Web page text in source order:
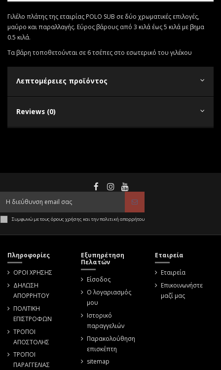
Γιλέλο πλάτης της εταιρίας POLO SUB σε δύο χρωματικές επιλογές,
μαύρο και παραλλαγής. Εύρος βάρους από 3 κιλά έως 5 κιλά με βημα
0.5 κιλά.
Τα βάρη τοποθετούνται σε 6 τσέπες στο εσωτερικό του γιλέκου
Λεπτομέρειες προϊόντος
Reviews (0)
Συμφωνώ με τους όρους χρήσης και την πολιτική απορρήτου
Πληροφορίες
ΟΡΟΙ ΧΡΗΣΗΣ
ΔΗΛΩΣΗ
ΑΠΟΡΡΗΤΟΥ
ΠΟΛΙΤΙΚΗ
ΕΠΙΣΤΡΟΦΩΝ
ΤΡΟΠΟΙ
ΑΠΟΣΤΟΛΗΣ
ΤΡΟΠΟΙ
ΠΑΡΑΓΓΕΛΙΑΣ
Εξυπηρέτηση
Πελατών
Είσοδος
Ο λογαριασμός
μου
Ιστορικό
παραγγελιών
Παρακολούθηση
επισκέπτη
sitemap
Εταιρεία
Εταιρεία
Επικοινωνήστε
μαζί μας